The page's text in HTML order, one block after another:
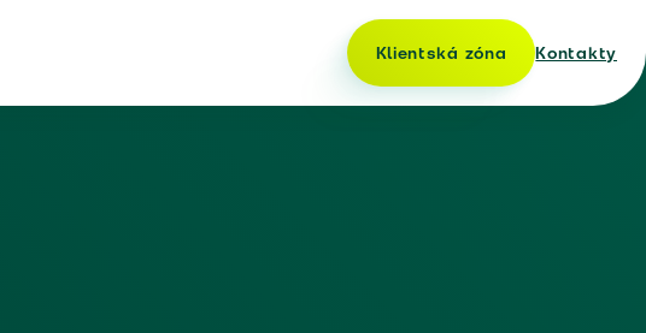
Klientská zóna Kontakty